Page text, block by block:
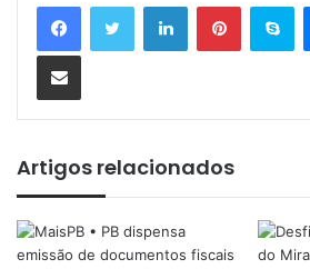
Artigos relacionados